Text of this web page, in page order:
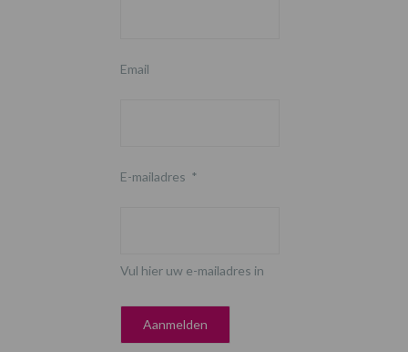
Email
E-mailadres *
Vul hier uw e-mailadres in